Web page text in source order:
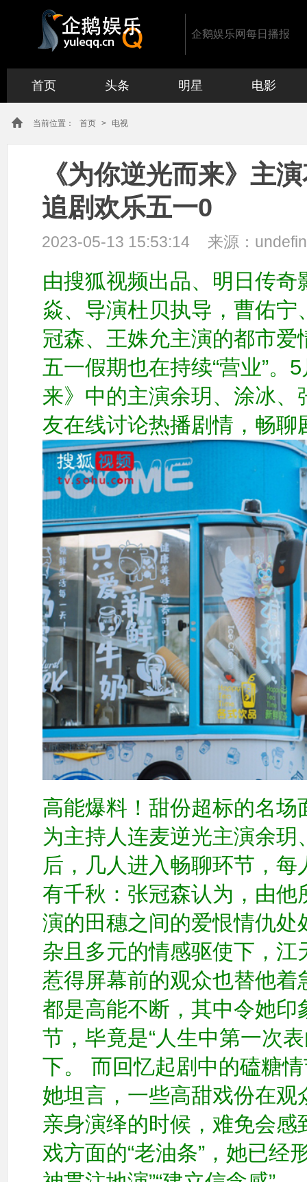
企鹅娱乐网每日播报
首页 头条 明星 电影
当前位置： 首页 > 电视
《为你逆光而来》主
追剧欢乐五一0
2023-05-13 15:53:14 来源：
由搜狐视频出品、明日传
焱、导演杜贝执导，曹佑
冠森、王姝允主演的都市
五一假期也在持续“营业”。
来》中的主演余玥、涂冰
友在线讨论热播剧情，畅聊
高能爆料！甜份超标的名场
为主持人连麦逆光主演余
后，几人进入畅聊环节，
有千秋：张冠森认为，由
演的田穗之间的爱恨情仇
杂且多元的情感驱使下，
惹得屏幕前的观众也替他
都是高能不断，其中令她
节，毕竟是“人生中第一次
下。
而回忆起剧中的磕糖
她坦言，一些高甜戏份在
亲身演绎的时候，难免会
戏方面的“老油条”，她已经